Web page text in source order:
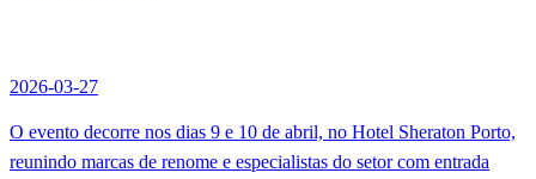
2026-03-27
O evento decorre nos dias 9 e 10 de abril, no Hotel Sheraton Porto,
reunindo marcas de renome e especialistas do setor com entrada